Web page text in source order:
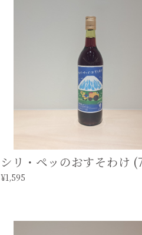
シリ・ペッのおすそわけ
¥1,595